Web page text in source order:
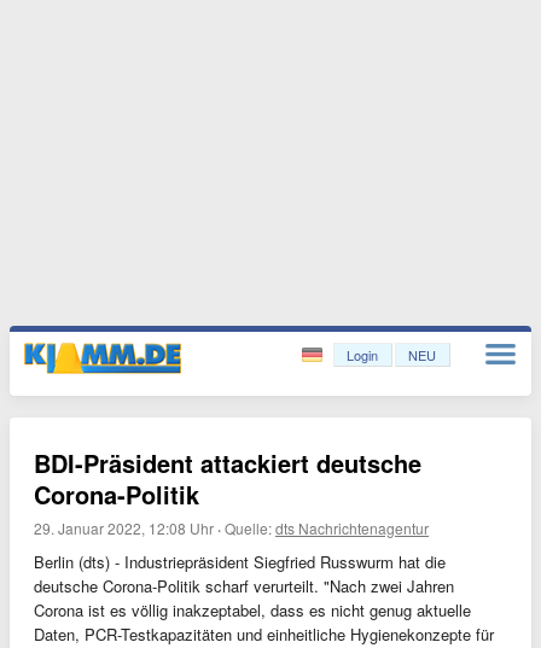
Login NEU
BDI-Präsident attackiert deutsche
Corona-Politik
29. Januar 2022, 12:08 Uhr ·Quelle:dts Nachrichtenagentur
Berlin (dts) - Industriepräsident Siegfried Russwurm hat die
deutsche Corona-Politik scharf verurteilt. "Nach zwei Jahren
Corona ist es völlig inakzeptabel, dass es nicht genug aktuelle
Daten, PCR-Testkapazitäten und einheitliche Hygienekonzepte für